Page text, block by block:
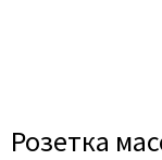
Розетка